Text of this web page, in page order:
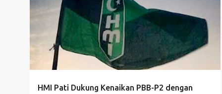
HMI Pati Dukung Kenaikan PBB-P2 dengan